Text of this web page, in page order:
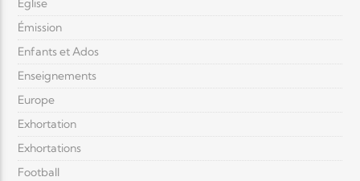
Eglise
Émission
Enfants et Ados
Enseignements
Europe
Exhortation
Exhortations
Football